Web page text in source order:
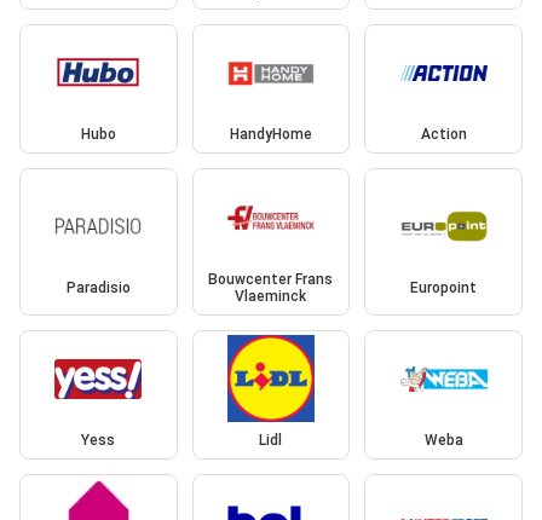
Hubo HandyHome Action
Paradisio
Bouwcenter Frans
Vlaeminck
Europoint
Yess Lidl Weba